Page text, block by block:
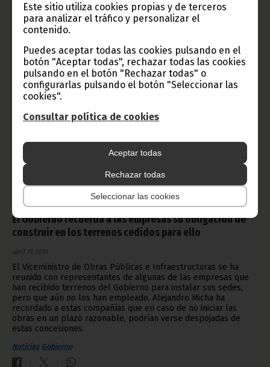
Este sitio utiliza cookies propias y de terceros
para analizar el tráfico y personalizar el
contenido.
Puedes aceptar todas las cookies pulsando en el
botón "Aceptar todas", rechazar todas las cookies
pulsando en el botón "Rechazar todas" o
configurarlas pulsando el botón "Seleccionar las
cookies".
Consultar política de cookies
Aceptar todas
Rechazar todas
Seleccionar las cookies
abril 19, 2010
FIJA
El Gobierno recuerda a las empresas su obligación de
construir en los terrenos cedidos para ello
abril 19, 2010
El Viceministro de Obras Públicas e Infraestructuras se ha
reunido con representantes de algunas de las empresas que
han recibido terrenos del Gobierno para instalar sus sedes,
pero que aún no los han empleado. Alejandro Micha ha
recordado a estas compañías que en caso de no iniciar las
obras en un plazo razonable, podrían verse despojadas de
estas concesiones.
Noticias Gobierno